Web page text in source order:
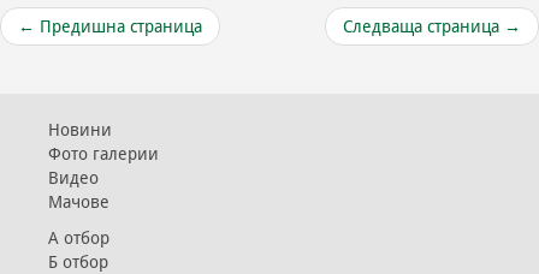
← Предишна страница Следваща страница →
Новини
Фото галерии
Видео
Мачове
А отбор
Б отбор